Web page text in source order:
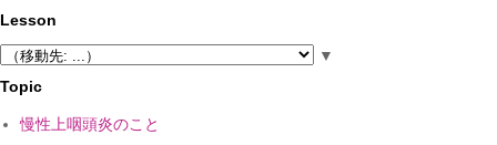
Lesson
▼
Topic
慢性上咽頭炎のこと